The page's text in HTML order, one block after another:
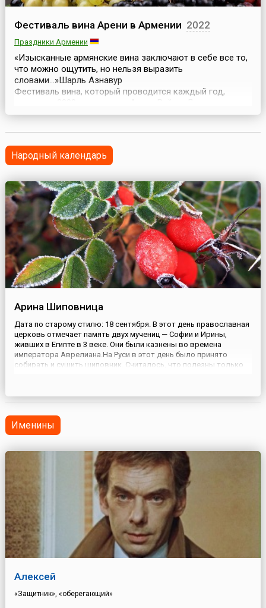
Фестиваль вина Арени в Армении 2022
Праздники Армении
«Изысканные армянские вина заключают в себе все то,
что можно ощутить, но нельзя выразить
словами…»Шарль Азнавур
Фестиваль вина, который проводится каждый год,
марза в первую субботу октября, уже превратился в
ярмарок.История, дошедшая до на...
Народный календарь
Арина Шиповница
Дата по старому стилю: 18 сентября. В этот день православная
церковь отмечает память двух мучениц — Софии и Ирины,
живших в Египте в 3 веке. Они были казнены во времена
императора Аврелиана.На Руси в этот день было принято
собирать и сушить шиповник. Считалось, что полезны только
Именины
Алексей
«Защитник», «оберегающий»